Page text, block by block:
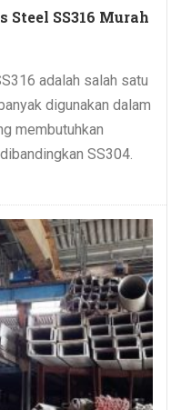
SS316 Murah
adalah salah satu
digunakan dalam
membutuhkan
SS304.